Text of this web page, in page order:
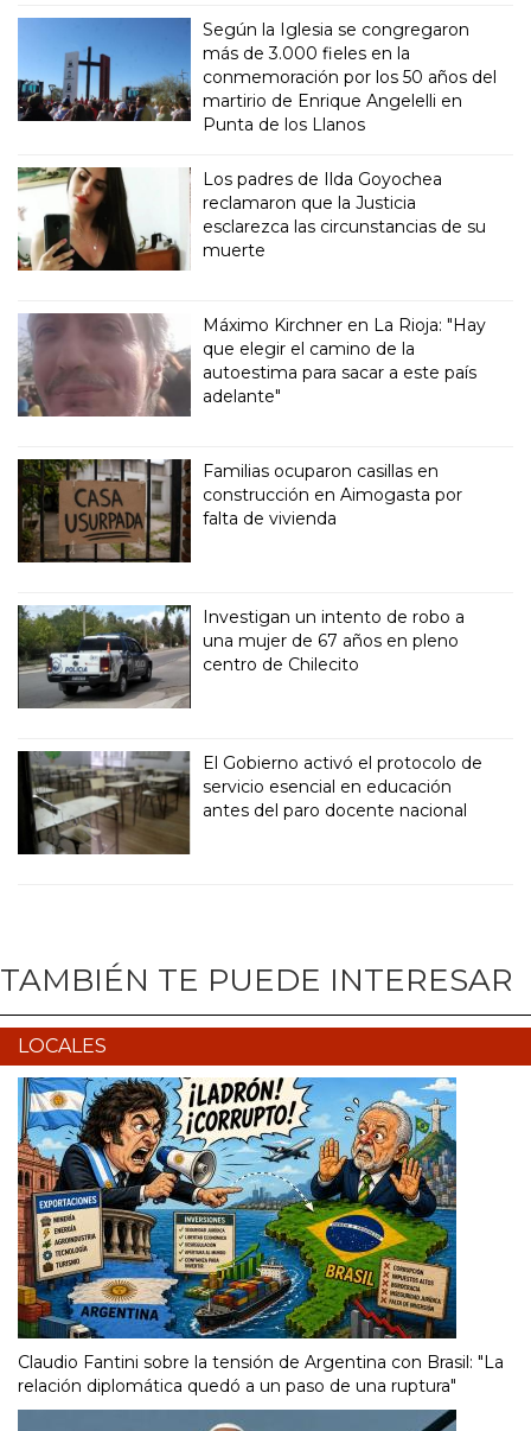
Según la Iglesia se congregaron
más de 3.000 fieles en la
conmemoración por los 50 años del
martirio de Enrique Angelelli en
Punta de los Llanos
Los padres de Ilda Goyochea
reclamaron que la Justicia
esclarezca las circunstancias de su
muerte
Máximo Kirchner en La Rioja: "Hay
que elegir el camino de la
autoestima para sacar a este país
adelante"
Familias ocuparon casillas en
construcción en Aimogasta por
falta de vivienda
Investigan un intento de robo a
una mujer de 67 años en pleno
centro de Chilecito
El Gobierno activó el protocolo de
servicio esencial en educación
antes del paro docente nacional
TAMBIÉN TE PUEDE INTERESAR
LOCALES
Claudio Fantini sobre la tensión de Argentina con Brasil: "La
relación diplomática quedó a un paso de una ruptura"